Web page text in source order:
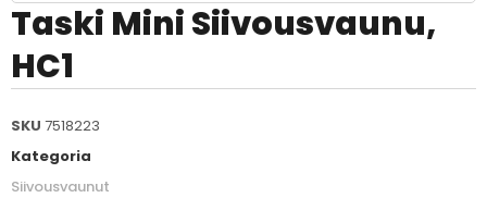
Taski Mini Siivousvaunu,
HC1
SKU 7518223
Kategoria
Siivousvaunut